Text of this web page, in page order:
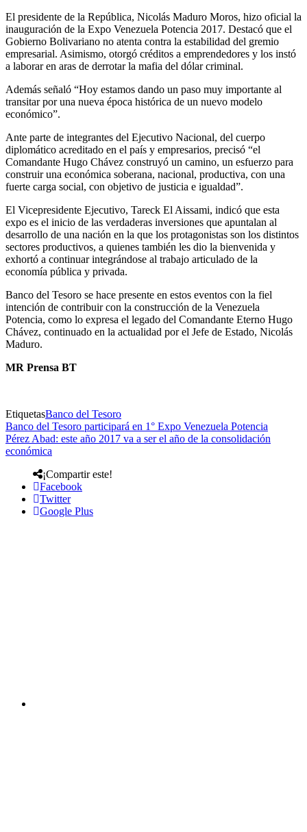
El presidente de la República, Nicolás Maduro Moros, hizo oficial la
inauguración de la Expo Venezuela Potencia 2017. Destacó que el
Gobierno Bolivariano no atenta contra la estabilidad del gremio
empresarial. Asimismo, otorgó créditos a emprendedores y los instó
a laborar en aras de derrotar la mafia del dólar criminal.
Además señaló “Hoy estamos dando un paso muy importante al
transitar por una nueva época histórica de un nuevo modelo
económico”.
Ante parte de integrantes del Ejecutivo Nacional, del cuerpo
diplomático acreditado en el país y empresarios, precisó “el
Comandante Hugo Chávez construyó un camino, un esfuerzo para
construir una económica soberana, nacional, productiva, con una
fuerte carga social, con objetivo de justicia e igualdad”.
El Vicepresidente Ejecutivo, Tareck El Aissami, indicó que esta
expo es el inicio de las verdaderas inversiones que apuntalan al
desarrollo de una nación en la que los protagonistas son los distintos
sectores productivos, a quienes también les dio la bienvenida y
exhortó a continuar integrándose al trabajo articulado de la
economía pública y privada.
Banco del Tesoro se hace presente en estos eventos con la fiel
intención de contribuir con la construcción de la Venezuela
Potencia, como lo expresa el legado del Comandante Eterno Hugo
Chávez, continuado en la actualidad por el Jefe de Estado, Nicolás
Maduro.
MR Prensa BT
EtiquetasBanco del Tesoro
Banco del Tesoro participará en 1° Expo Venezuela Potencia
Pérez Abad: este año 2017 va a ser el año de la consolidación
económica
¡Compartir este!
Facebook
Twitter
Google Plus